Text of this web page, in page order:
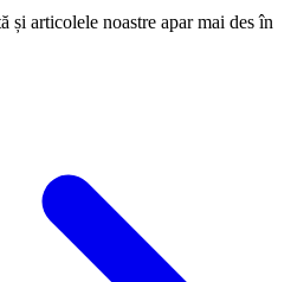
și articolele noastre apar mai des în